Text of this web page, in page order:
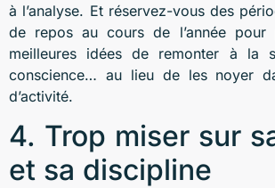
à l’analyse. Et réservez-vous des
de repos au cours de l’année pour
meilleures idées de remonter à la
conscience… au lieu de les noyer
d’activité.
4. Trop miser sur
et sa discipline